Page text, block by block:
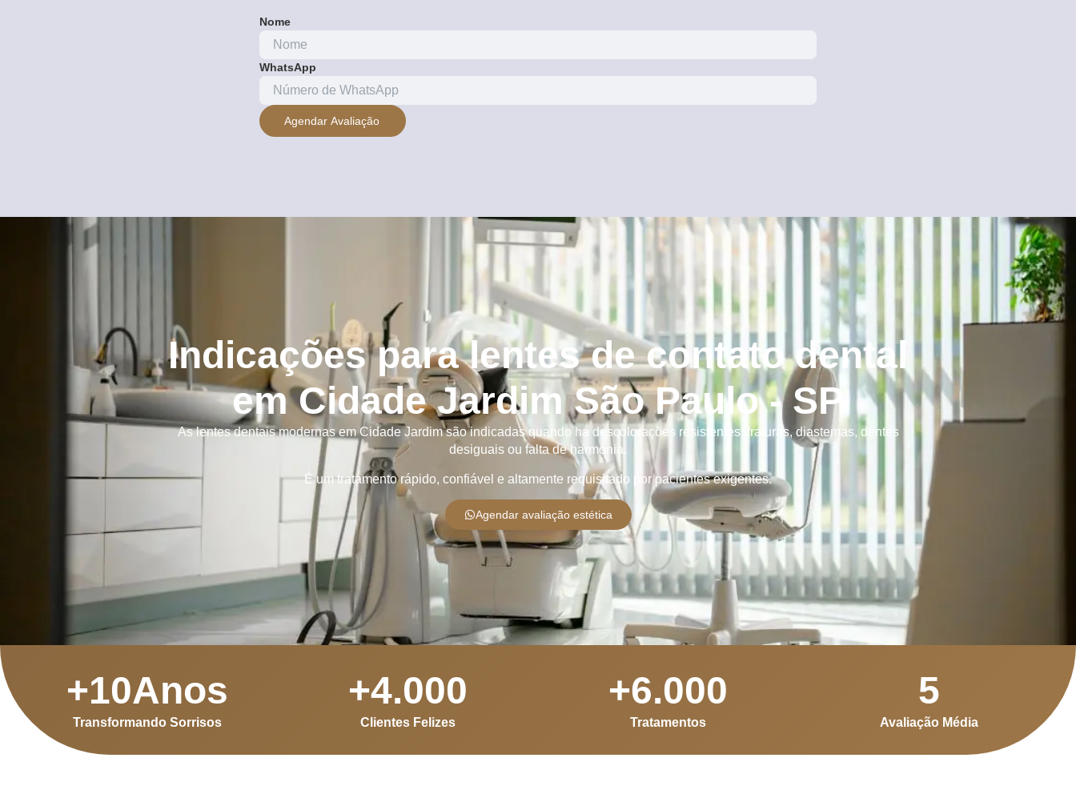
Nome
WhatsApp
Agendar Avaliação
Indicações para lentes de contato dental
em Cidade Jardim São Paulo - SP
As lentes dentais modernas em Cidade Jardim são indicadas quando há descolorações resistentes, fraturas, diastemas, dentes
desiguais ou falta de harmonia.
É um tratamento rápido, confiável e altamente requisitado por pacientes exigentes.
Agendar avaliação estética
Transformando Sorrisos
+10Anos
Clientes Felizes
+4.000
Tratamentos
+6.000
Avaliação Média
5